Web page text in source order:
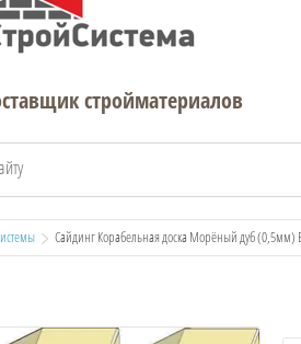
стройматериалов
Сайдинг Корабельная доска Морёный дуб (0,5мм)